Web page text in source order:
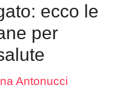
ecco le
per
Antonucci